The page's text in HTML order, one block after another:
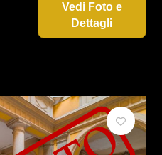
Vedi Foto e
Dettagli